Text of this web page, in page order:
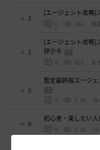
2
[エージェント攻略]
0 464 夜
2
[エージェント攻略]
評少々
0 425 ま
0
暫定最終版エージ
0 1.1K
0
初心者・楽したい
0 2.3K